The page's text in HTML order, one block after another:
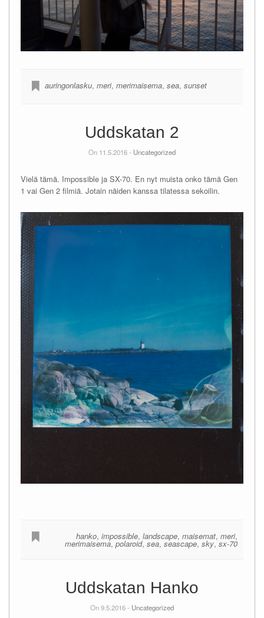
auringonlasku, meri, merimaisema, sea, sunset
Uddskatan 2
On 11.5.2016 - Uncategorized
Vielä tämä. Impossible ja SX-70. En nyt muista onko tämä Gen
1 vai Gen 2 filmiä. Jotain näiden kanssa tilatessa sekoilin.
hanko,impossible,landscape,maisemat,meri,
merimaisema,polaroid,sea,seascape,sky,sx-70
Uddskatan Hanko
On 9.5.2016 - Uncategorized